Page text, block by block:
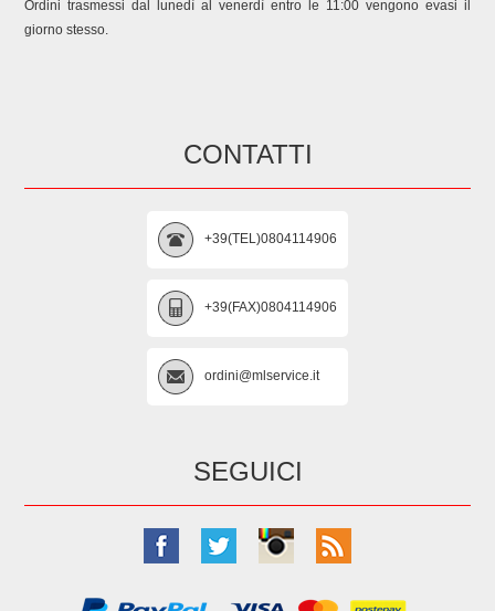
Ordini trasmessi dal lunedì al venerdì entro le 11:00 vengono evasi il
giorno stesso.
CONTATTI
+39(TEL)0804114906
+39(FAX)0804114906
ordini@mlservice.it
SEGUICI